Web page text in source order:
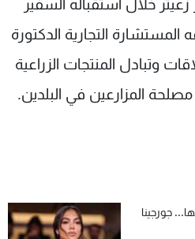
خلال استقباله السفير
المستشارة التجارية الدكتورة
وتبادل المنتجات الزراعية
المزارعين في البلدين.
جورجينا